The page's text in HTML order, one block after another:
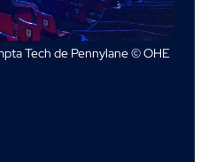
Tech de Pennylane © OHE